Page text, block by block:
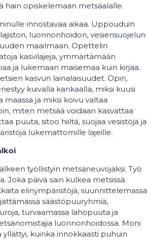
hain opiskelemaan metsäalalle.
innostavaa aikaa. Uppouduin
luonnonhoidon, vesiensuojelun
maailmaan. Opettelin
kasvilajeja, ymmärtämään
ja lukemaan maisemaa kuin kirjaa.
kasvun lainalaisuudet. Opin,
kuivalla kankaalla, miksi kuusi
maassa ja miksi koivu valtaa
miten metsää voidaan kasvattaa
puuta, sitoo hiiltä, suojaa vesistöjä ja
lukemattomille lajeille.
työllistyin metsäneuvojaksi. Työ
Joka päivä sain kulkea metsissä
elinympäristöjä, suunnittelemassa
säästöpuuryhmiä,
turvaamassa lahopuuta ja
luonnonhoidossa. Moni
yllättyi, kuinka innokkaasti puhuin